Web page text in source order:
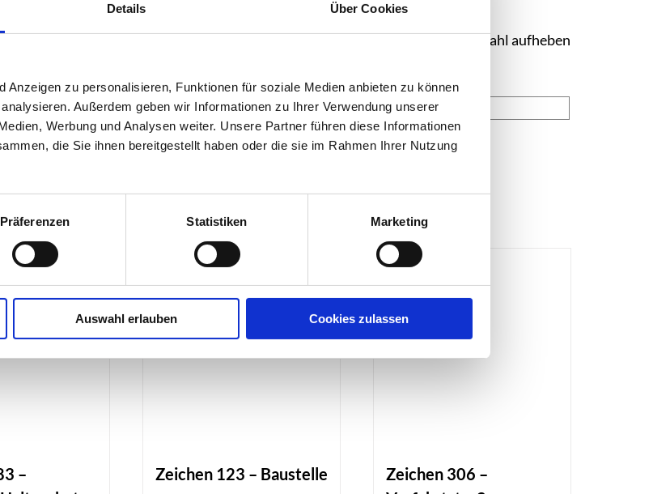
Details Über Cookies
Anzeigen zu personalisieren, Funktionen für soziale Medien anbieten zu können
Außerdem geben wir Informationen zu Ihrer Verwendung unserer
Werbung und Analysen weiter. Unsere Partner führen diese Informationen
die Sie ihnen bereitgestellt haben oder die sie im Rahmen Ihrer Nutzung
Präferenzen Statistiken Marketing
Auswahl erlauben Cookies zulassen
auswählen*
Auswahl aufheben
Eingeschränktes
Haltverbot
Menge
IN DEN WARENKORB
–
Zeichen 123 – Baustelle
Zeichen 306 –